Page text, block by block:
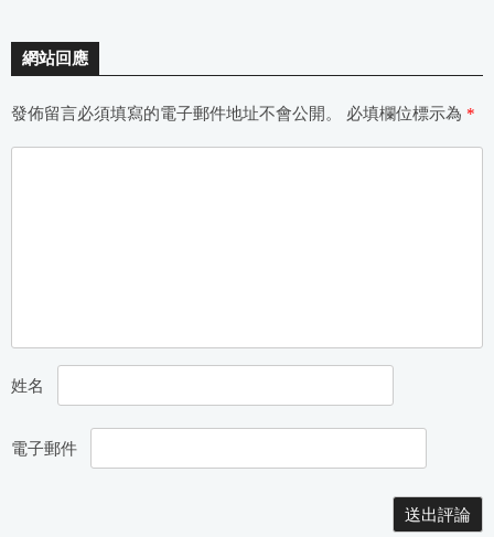
網站回應
發佈留言必須填寫的電子郵件地址不會公開。 必填欄位標示為 *
姓名
電子郵件